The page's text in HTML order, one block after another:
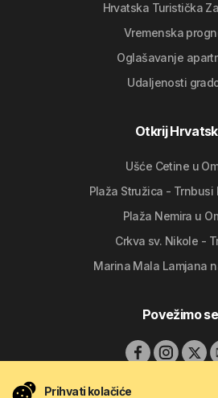
Hrvatska Turistička
Vremenska
Oglašavanje
Udaljenosti
Otkrij
Ušće Cetine u
Plaža Stružica - Trnbusi
Plaža Nemira u
Crkva sv. Nikole -
Marina Mala Lamjana
Povežimo se
Prihvati kolačiće